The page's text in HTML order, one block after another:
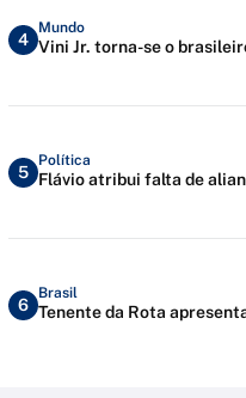
4
Mundo
Vini Jr. torna-se o
5
Política
Flávio atribui falta de
6
Brasil
Tenente da Rota